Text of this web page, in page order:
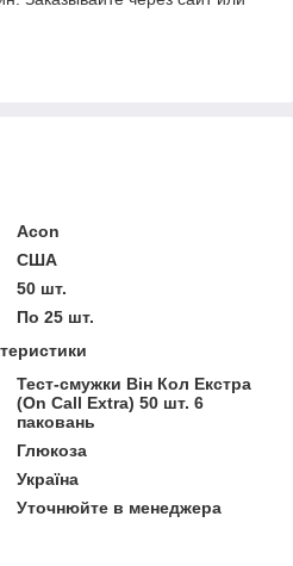
Acon
США
50 шт.
По 25 шт.
Тест-смужки Він Кол Екстра
(On Call Extra) 50 шт. 6
паковань
Глюкоза
Україна
Уточнюйте в менеджера